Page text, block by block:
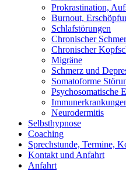
Prokrastination,
Burnout,
Schlafstörungen
Chronischer
Chronischer
Migräne
Schmerz und
Somatoforme
Psychosomatische
Neurodermitis
Selbsthypnose
Coaching
Sprechstunde, Termine,
Kontakt und Anfahrt
Anfahrt